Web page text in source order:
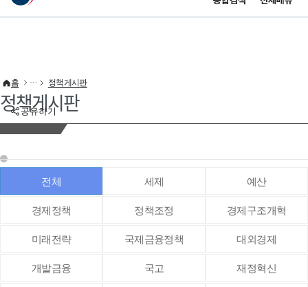
이 누리집은 대한민국 공식 전자정부 누리집입니다.
공유하기
홈 정책게시판
정책게시판
전체 세제 예산
경제정책 정책조정 경제구조개혁
미래전략 국제금융정책 대외경제
개발금융 국고 재정혁신